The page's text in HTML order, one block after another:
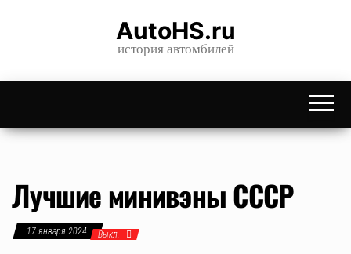
content
AutoHS.ru
история автомбилей
Лучшие минивэны СССР
17 января 2024 Выкл.